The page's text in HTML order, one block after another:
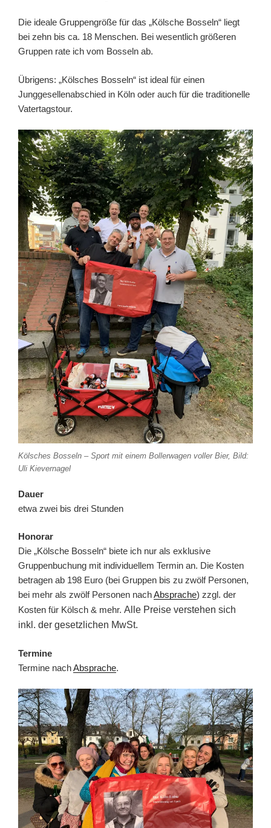
Die ideale Gruppengröße für das „Kölsche Bosseln“ liegt
bei zehn bis ca. 18 Menschen. Bei wesentlich größeren
Gruppen rate ich vom Bosseln ab.
Übrigens: „Kölsches Bosseln“ ist ideal für einen
Junggesellenabschied in Köln oder auch für die traditionelle
Vatertagstour.
Kölsches Bosseln – Sport mit einem Bollerwagen voller Bier, Bild:
Uli Kievernagel
Dauer
etwa zwei bis drei Stunden
Honorar
Die „Kölsche Bosseln“ biete ich nur als exklusive
Gruppenbuchung mit individuellem Termin an. Die Kosten
betragen ab 198 Euro (bei Gruppen bis zu zwölf Personen,
bei mehr als zwölf Personen nachAbsprache) zzgl. der
Kosten für Kölsch & mehr. Alle Preise verstehen sich
inkl. der gesetzlichen MwSt.
Termine
Termine nachAbsprache.